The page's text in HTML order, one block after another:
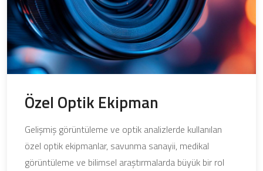
Özel Optik Ekipman
Gelişmiş görüntüleme ve optik analizlerde kullanılan
özel optik ekipmanlar, savunma sanayii, medikal
görüntüleme ve bilimsel araştırmalarda büyük bir rol